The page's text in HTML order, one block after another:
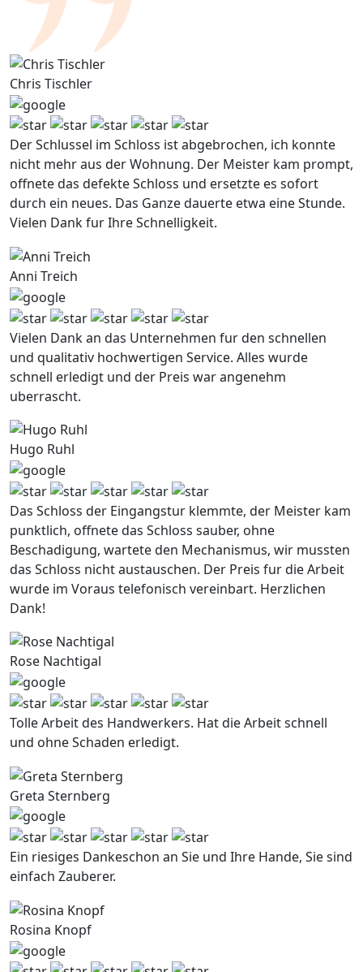
Chris Tischler
Der Schlussel im Schloss ist abgebrochen, ich konnte
nicht mehr aus der Wohnung. Der Meister kam prompt,
offnete das defekte Schloss und ersetzte es sofort
durch ein neues. Das Ganze dauerte etwa eine Stunde.
Vielen Dank fur Ihre Schnelligkeit.
Anni Treich
Vielen Dank an das Unternehmen fur den schnellen
und qualitativ hochwertigen Service. Alles wurde
schnell erledigt und der Preis war angenehm
uberrascht.
Hugo Ruhl
Das Schloss der Eingangstur klemmte, der Meister kam
punktlich, offnete das Schloss sauber, ohne
Beschadigung, wartete den Mechanismus, wir mussten
das Schloss nicht austauschen. Der Preis fur die Arbeit
wurde im Voraus telefonisch vereinbart. Herzlichen
Dank!
Rose Nachtigal
Tolle Arbeit des Handwerkers. Hat die Arbeit schnell
und ohne Schaden erledigt.
Greta Sternberg
Ein riesiges Dankeschon an Sie und Ihre Hande, Sie sind
einfach Zauberer.
Rosina Knopf